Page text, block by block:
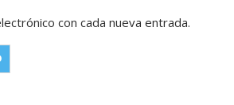
con cada nueva entrada.